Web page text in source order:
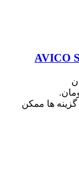
تومان
ها ممکن